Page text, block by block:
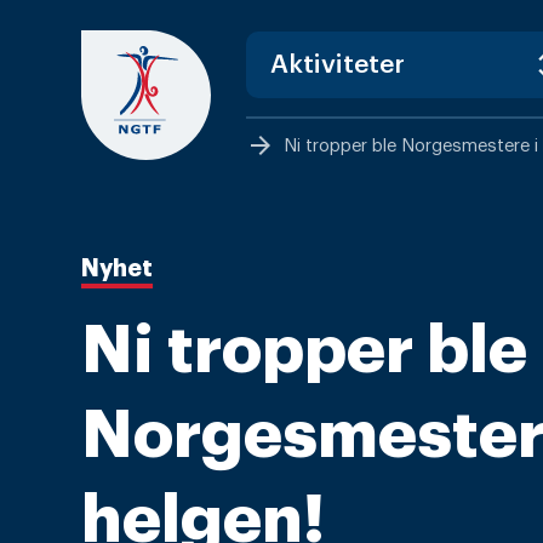
content
arrow_forward Ni tropper ble Norgesmestere i
Nyhet
Ni tropper ble
helgen!